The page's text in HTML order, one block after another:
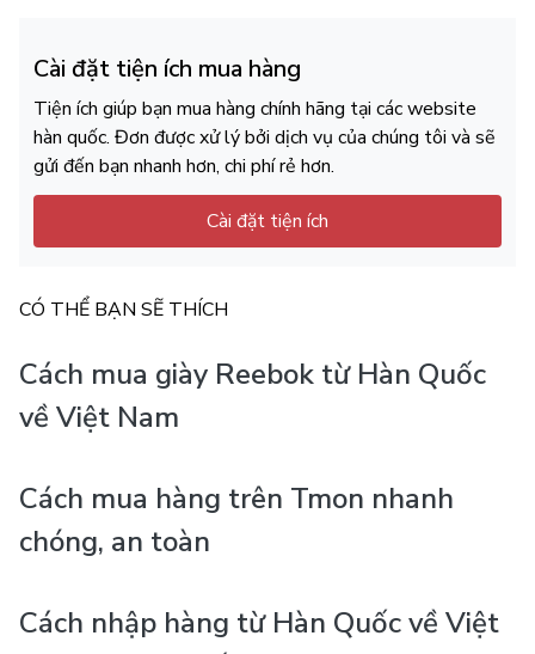
Cài đặt tiện ích mua hàng
Tiện ích giúp bạn mua hàng chính hãng tại các website
hàn quốc. Đơn được xử lý bởi dịch vụ của chúng tôi và sẽ
gửi đến bạn nhanh hơn, chi phí rẻ hơn.
Cài đặt tiện ích
CÓ THỂ BẠN SẼ THÍCH
Cách mua giày Reebok từ Hàn Quốc
về Việt Nam
Cách mua hàng trên Tmon nhanh
chóng, an toàn
Cách nhập hàng từ Hàn Quốc về Việt